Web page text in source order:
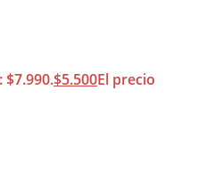
$7.990.$5.500El precio